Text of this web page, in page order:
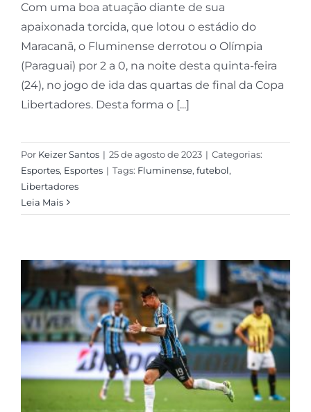
Com uma boa atuação diante de sua
apaixonada torcida, que lotou o estádio do
Maracanã, o Fluminense derrotou o Olímpia
(Paraguai) por 2 a 0, na noite desta quinta-feira
(24), no jogo de ida das quartas de final da Copa
Libertadores. Desta forma o [...]
Por Keizer Santos | 25 de agosto de 2023 | Categorias:
Esportes, Esportes | Tags: Fluminense, futebol,
Libertadores
Leia Mais